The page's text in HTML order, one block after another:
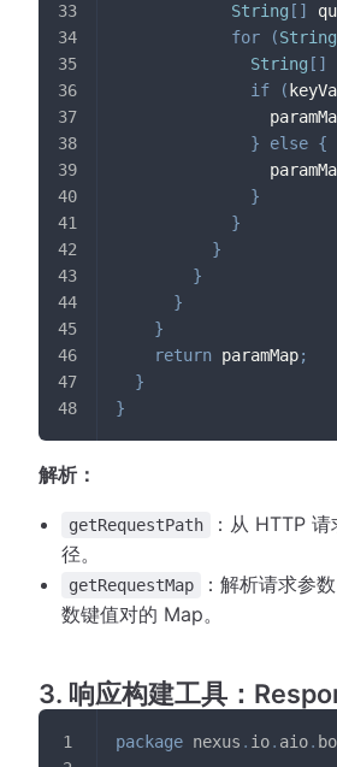
String [ ]
for
(String
String [ ]
if
(
}
else {
}
}
}
}
}
}
return paramMap;
}
}
解析：
getRequestPath
：从 HTTP
径。
getRequestMap
：解析请求参
数键值对的 Map。
3. 响应构建工具：
package nexus . io. aio.